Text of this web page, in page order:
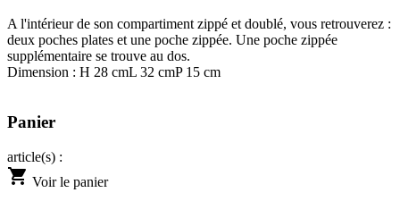
A l'intérieur de son compartiment zippé et doublé, vous retrouverez :
deux poches plates et une poche zippée. Une poche zippée
supplémentaire se trouve au dos.
Dimension : H 28 cmL 32 cmP 15 cm
Panier
article(s) :
shopping_cart Voir le panier